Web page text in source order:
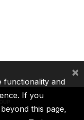
functionality and
If you
this page,
×